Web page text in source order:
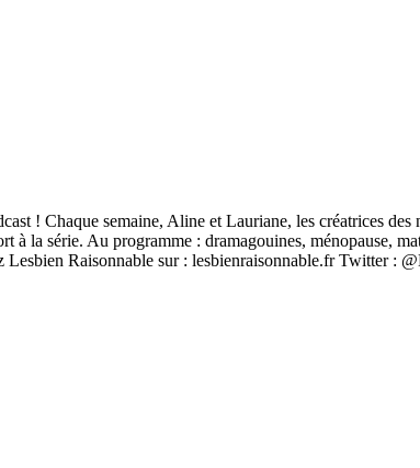
! Chaque semaine, Aline et Lauriane, les créatrices
à la série. Au programme : dramagouines, ménopause,
Raisonnable sur : lesbienraisonnable.fr Twitter :